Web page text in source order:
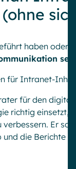
haben oder
für Intranet-
für den
richtig einsetzt,
Er
die Berichte